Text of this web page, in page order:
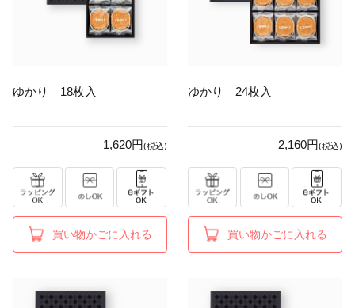
ゆかり 18枚入
1,620円(税込)
買い物かごに入れる
ゆかり 24枚入
2,160円(税込)
買い物かごに入れる